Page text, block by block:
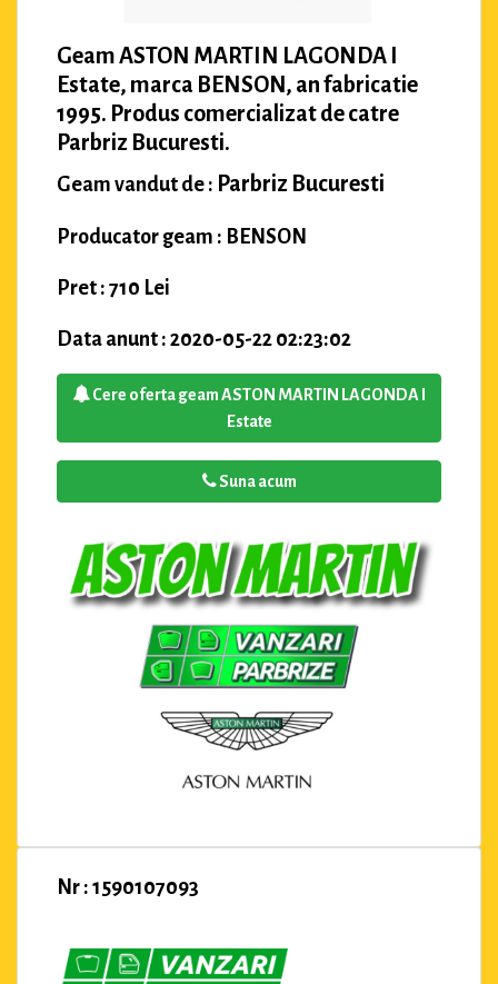
Geam ASTON MARTIN LAGONDA I
Estate, marca BENSON, an fabricatie
1995. Produs comercializat de catre
Parbriz Bucuresti.
Geam vandut de : Parbriz Bucuresti
Producator geam : BENSON
Pret : 710 Lei
Data anunt : 2020-05-22 02:23:02
Cere oferta geam ASTON MARTIN LAGONDA I
Estate
Suna acum
Nr : 1590107093